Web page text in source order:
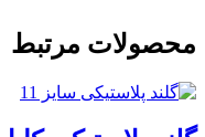
عدد
محصولات مرتبط